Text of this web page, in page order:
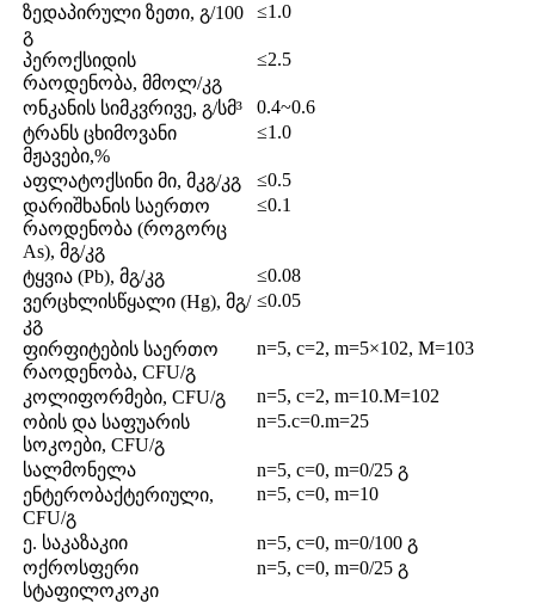
ზედაპირული ზეთი, გ/100
გ
≤1.0
პეროქსიდის
რაოდენობა, მმოლ/კგ
≤2.5
ონკანის სიმკვრივე, გ/სმ³
0.4~0.6
ტრანს ცხიმოვანი
მჟავები,%
≤1.0
აფლატოქსინი მი, მკგ/კგ
≤0.5
დარიშხანის საერთო
რაოდენობა (როგორც
As), მგ/კგ
≤0.1
ტყვია (Pb), მგ/კგ
≤0.08
ვერცხლისწყალი (Hg), მგ/
კგ
≤0.05
ფირფიტების საერთო
რაოდენობა, CFU/გ
n=5, c=2, m=5×102, M=103
კოლიფორმები, CFU/გ
n=5, c=2, m=10.M=102
ობის და საფუარის
სოკოები, CFU/გ
n=5.c=0.m=25
სალმონელა
n=5, c=0, m=0/25 გ
ენტერობაქტერიული,
CFU/გ
n=5, c=0, m=10
ე. საკაზაკიი
n=5, c=0, m=0/100 გ
ოქროსფერი
სტაფილოკოკი
n=5, c=0, m=0/25 გ